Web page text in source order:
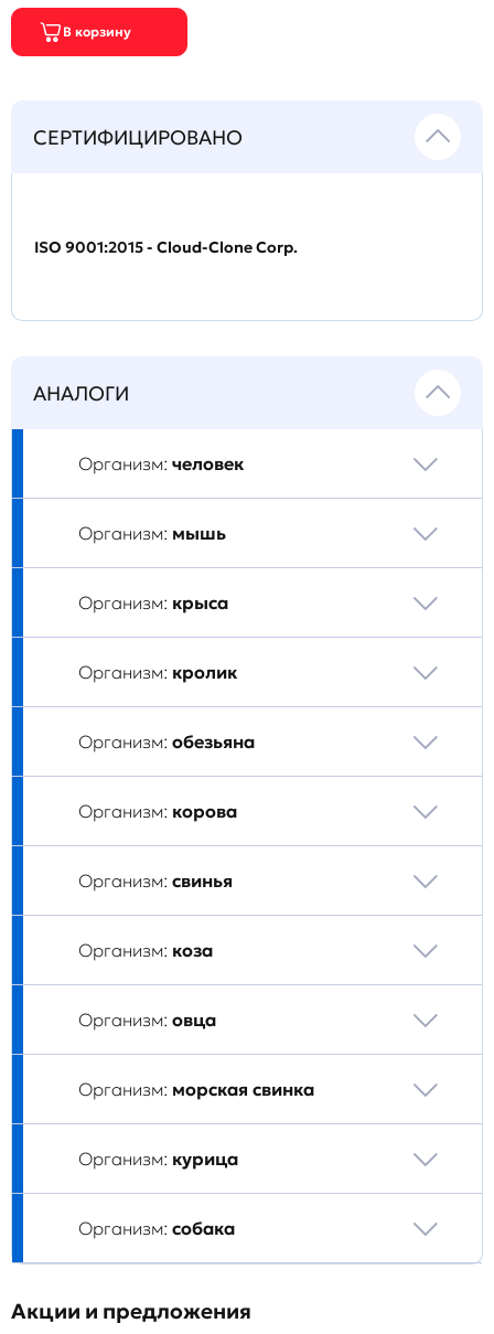
СЕРТИФИЦИРОВАНО
ISO 9001:2015 - Cloud-Clone Corp.
АНАЛОГИ
Организм: человек
Организм: мышь
Организм: крыса
Организм: кролик
Организм: обезьяна
Организм: корова
Организм: свинья
Организм: коза
Организм: овца
Организм: морская свинка
Организм: курица
Организм: собака
Акции и предложения